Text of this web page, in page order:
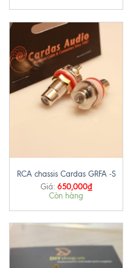
RCA chassis Cardas GRFA -S
Giá: 650,000₫
Còn hàng